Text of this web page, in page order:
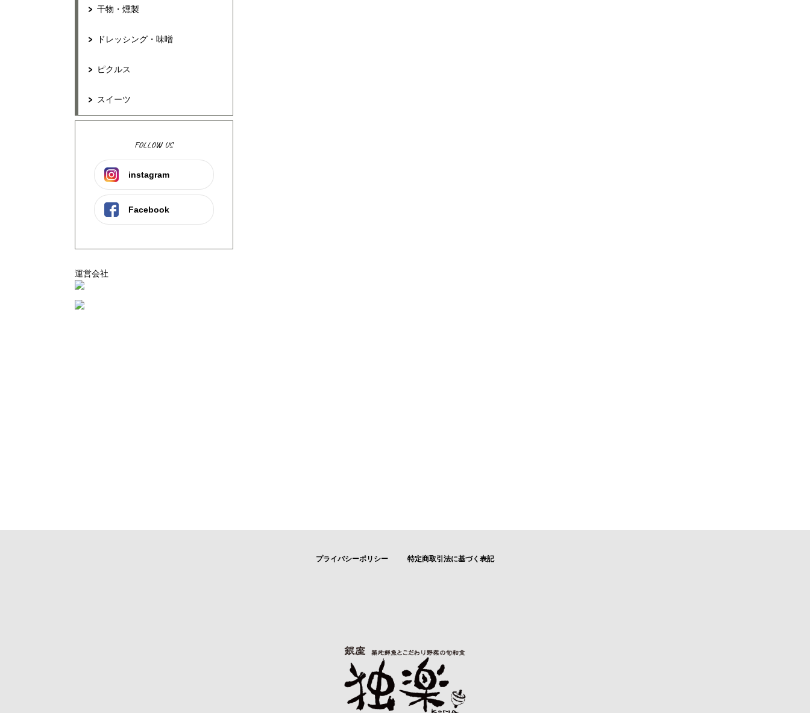
干物・燻製
ドレッシング・味噌
ピクルス
スイーツ
FOLLOW US
instagram
Facebook
運営会社
プライバシーポリシー 特定商取引法に基づく表記